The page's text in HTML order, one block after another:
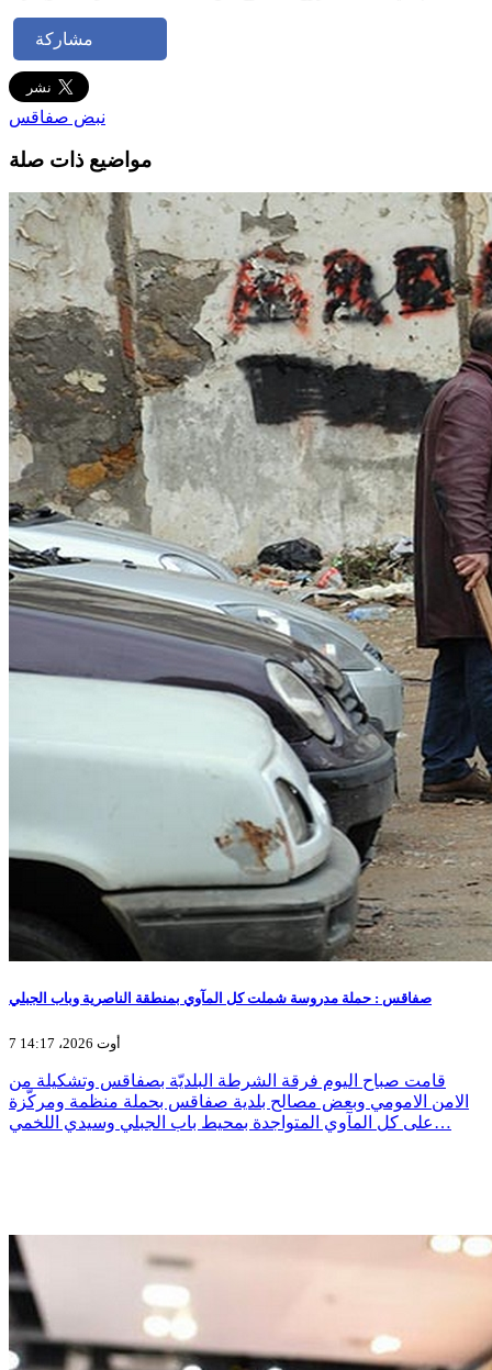
مشاركة
نبض صفاقس
مواضيع ذات صلة
صفاقس : حملة مدروسة شملت كل المآوي بمنطقة الناصرية وباب الجبلي
7 أوت 2026، 14:17
قامت صباح اليوم فرقة الشرطة البلديّة بصفاقس وتشكيلة من
الامن الامومي وبعض مصالح بلدية صفاقس بحملة منظمة ومركّزة
على كل المآوي المتواجدة بمحيط باب الجبلي وسيدي اللخمي…